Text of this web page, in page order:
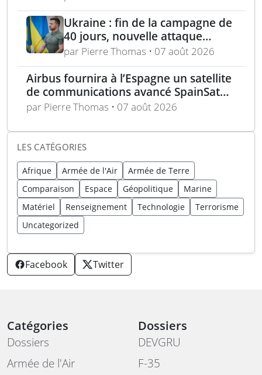
régionaux
Ukraine : fin de la campagne de
40 jours, nouvelle attaque
contre Wildberries et
élimination d’un général russe à
Moscou
par Pierre Thomas • 07 août 2026
Airbus fournira à l’Espagne un satellite
de communications avancé SpainSat
NG-III
par Pierre Thomas • 07 août 2026
LES CATÉGORIES
Afrique Armée de l'Air
Armée de Terre
Comparaison
Espace Géopolitique
Marine
Matériel
Renseignement Technologie
Terrorisme
Uncategorized
Facebook Twitter
Catégories
Dossiers
Armée de l'Air
Dossiers
DEVGRU
F-35